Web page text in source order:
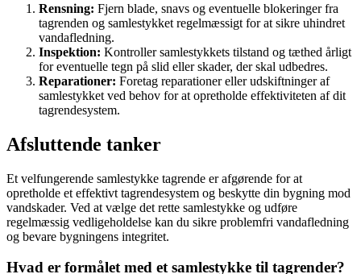
Rensning: Fjern blade, snavs og eventuelle blokeringer fra
tagrenden og samlestykket regelmæssigt for at sikre uhindret
vandafledning.
Inspektion: Kontroller samlestykkets tilstand og tæthed årligt
for eventuelle tegn på slid eller skader, der skal udbedres.
Reparationer: Foretag reparationer eller udskiftninger af
samlestykket ved behov for at opretholde effektiviteten af dit
tagrendesystem.
Afsluttende tanker
Et velfungerende samlestykke tagrende er afgørende for at
opretholde et effektivt tagrendesystem og beskytte din bygning mod
vandskader. Ved at vælge det rette samlestykke og udføre
regelmæssig vedligeholdelse kan du sikre problemfri vandafledning
og bevare bygningens integritet.
Hvad er formålet med et samlestykke til tagrender?